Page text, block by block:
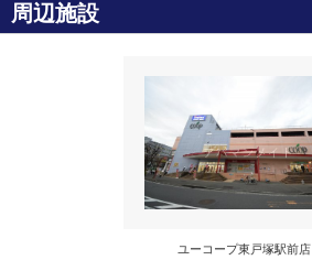
周辺施設
ユーコープ東戸塚駅前店